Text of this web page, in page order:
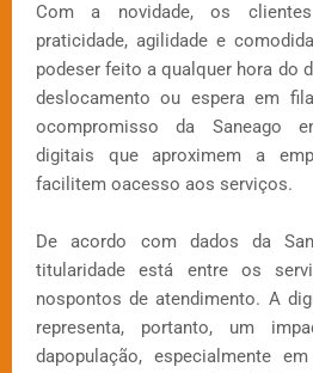
Com a novidade, os
praticidade, agilidade e
podeser feito a qualquer hora do
deslocamento ou espera em
ocompromisso da Saneago
digitais que aproximem a
facilitem oacesso aos serviços.
De acordo com dados da
titularidade está entre os
nospontos de atendimento. A
representa, portanto, um
dapopulação, especialmente